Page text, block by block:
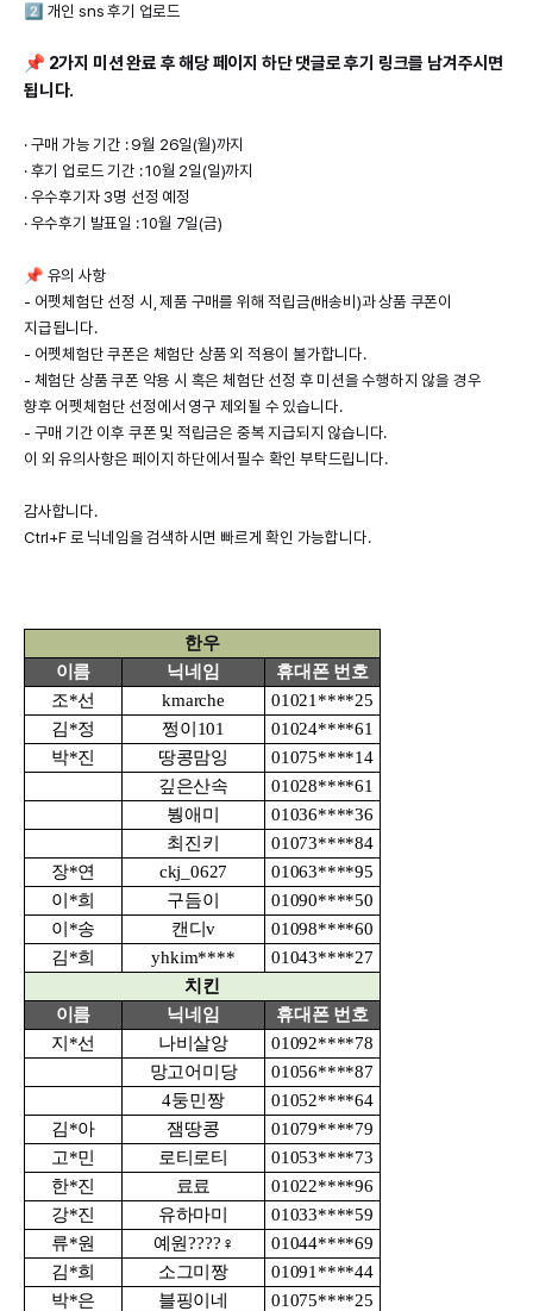
2️⃣ 개인 sns 후기 업로드
📌 2가지 미션 완료 후 해당 페이지 하단 댓글로 후기 링크를 남겨주시면
됩니다.
· 구매 가능 기간 : 9월 26일(월)까지
· 후기 업로드 기간 : 10월 2일(일)까지
· 우수후기자 3명 선정 예정
· 우수후기 발표일 : 10월 7일(금)
📌 유의 사항
- 어펫체험단 선정 시, 제품 구매를 위해 적립금(배송비)과 상품 쿠폰이
지급됩니다.
- 어펫체험단 쿠폰은 체험단 상품 외 적용이 불가합니다.
- 체험단 상품 쿠폰 악용 시 혹은 체험단 선정 후 미션을 수행하지 않을 경우
향후 어펫체험단 선정에서 영구 제외될 수 있습니다.
- 구매 기간 이후 쿠폰 및 적립금은 중복 지급되지 않습니다.
이 외 유의사항은 페이지 하단에서 필수 확인 부탁드립니다.
감사합니다.
Ctrl+F 로 닉네임을 검색하시면 빠르게 확인 가능합니다.
한우
이름
닉네임
휴대폰 번호
조*선
kmarche
01021****25
김*정
쩡이101
01024****61
박*진
땅콩맘잉
01075****14
깊은산속
01028****61
붱애미
01036****36
최진키
01073****84
장*연
ckj_0627
01063****95
이*희
구듬이
01090****50
이*송
캔디v
01098****60
김*희
yhkim****
01043****27
치킨
이름
닉네임
휴대폰 번호
지*선
나비살앙
01092****78
망고어미당
01056****87
4둥민짱
01052****64
김*아
잼땅콩
01079****79
고*민
로티로티
01053****73
한*진
료료
01022****96
강*진
유하마미
01033****59
류*원
예원???? ♀️
01044****69
김*희
소그미짱
01091****44
박*은
블핑이네
01075****25